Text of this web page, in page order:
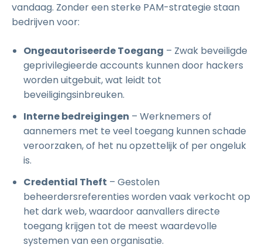
vandaag. Zonder een sterke PAM-strategie staan
bedrijven voor:
Ongeautoriseerde Toegang – Zwak beveiligde
geprivilegieerde accounts kunnen door hackers
worden uitgebuit, wat leidt tot
beveiligingsinbreuken.
Interne bedreigingen – Werknemers of
aannemers met te veel toegang kunnen schade
veroorzaken, of het nu opzettelijk of per ongeluk
is.
Credential Theft – Gestolen
beheerdersreferenties worden vaak verkocht op
het dark web, waardoor aanvallers directe
toegang krijgen tot de meest waardevolle
systemen van een organisatie.